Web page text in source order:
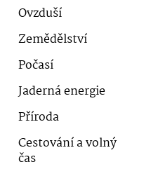
Ovzduší
Zemědělství
Počasí
Jaderná energie
Příroda
Cestování a volný
čas